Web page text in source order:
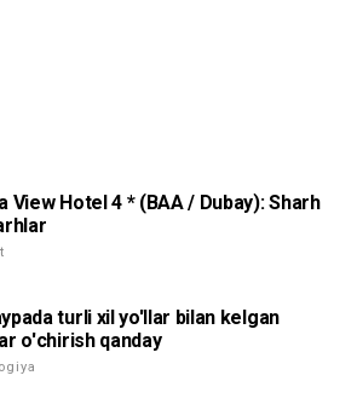
View Hotel 4 * (BAA / Dubay): Sharh
turli xil yo'llar bilan kelgan
o'chirish qanday